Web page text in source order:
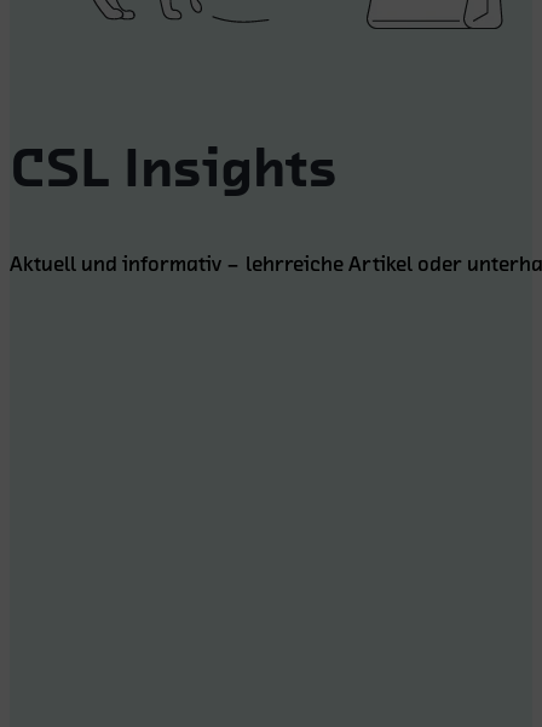
CSL Insights
Aktuell und informativ – lehrreiche Artikel oder